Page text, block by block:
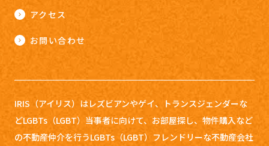
アクセス
お問い合わせ
IRIS（アイリス）はレズビアンやゲイ、トランスジェンダーな
どLGBTs（LGBT）当事者に向けて、お部屋探し、 物件購入など
の不動産仲介を行うLGBTs（LGBT）フレンドリーな不動産会社